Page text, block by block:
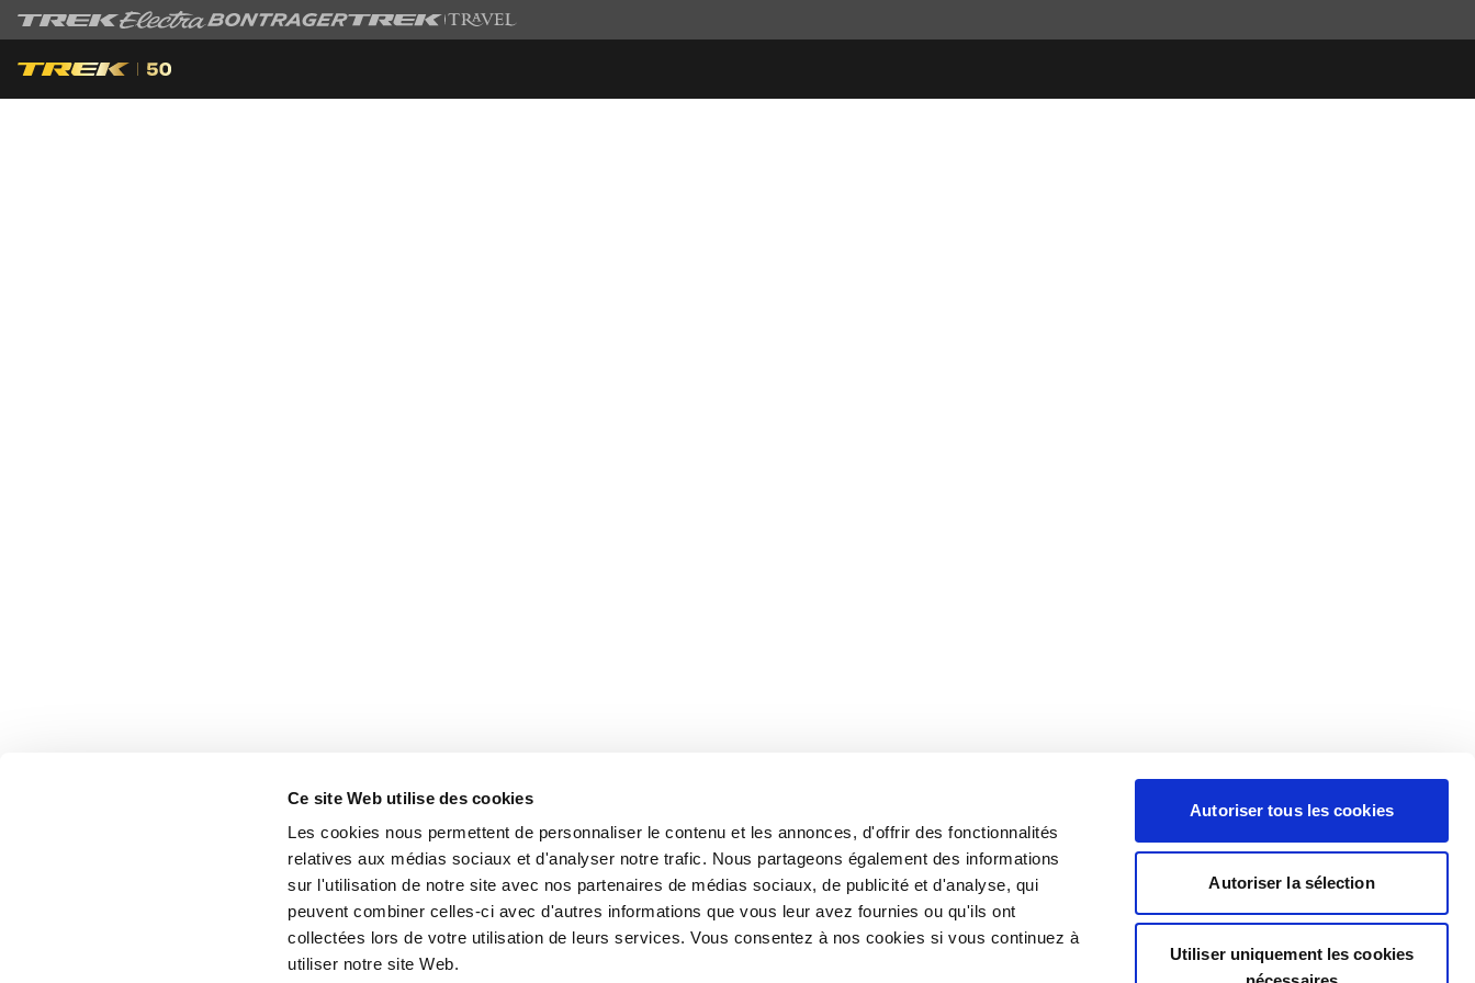
Ce site Web utilise des cookies
Les cookies nous permettent de personnaliser le contenu et les annonces, d'offrir des fonctionnalités
relatives aux médias sociaux et d'analyser notre trafic. Nous partageons également des informations
sur l'utilisation de notre site avec nos partenaires de médias sociaux, de publicité et d'analyse, qui
peuvent combiner celles-ci avec d'autres informations que vous leur avez fournies ou qu'ils ont
collectées lors de votre utilisation de leurs services. Vous consentez à nos cookies si vous continuez à
utiliser notre site Web.
Autoriser tous les cookies
Autoriser la sélection
Utiliser uniquement les cookies